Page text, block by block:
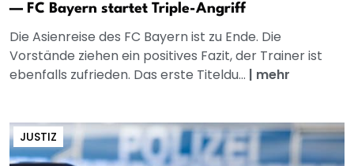
— FC Bayern startet Triple-Angriff
Die Asienreise des FC Bayern ist zu Ende. Die
Vorstände ziehen ein positives Fazit, der Trainer ist
ebenfalls zufrieden. Das erste Titeldu... | mehr
JUSTIZ